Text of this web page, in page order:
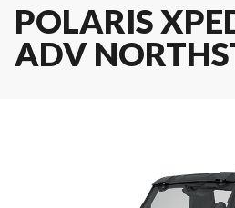
POLARIS
ADV